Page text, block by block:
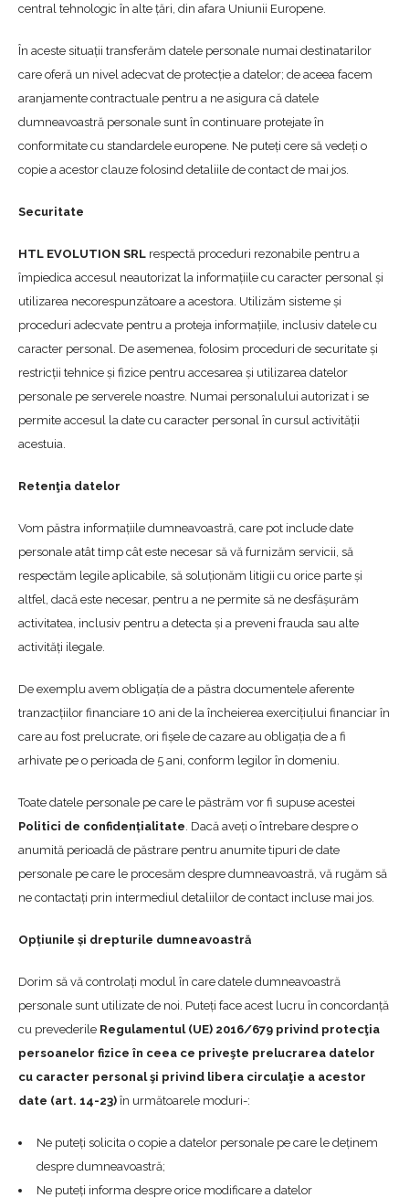
central tehnologic în alte țări, din afara Uniunii Europene.
În aceste situații transferăm datele personale numai destinatarilor
care oferă un nivel adecvat de protecție a datelor; de aceea facem
aranjamente contractuale pentru a ne asigura că datele
dumneavoastră personale sunt în continuare protejate în
conformitate cu standardele europene. Ne puteți cere să vedeți o
copie a acestor clauze folosind detaliile de contact de mai jos.
Securitate
HTL EVOLUTION SRL respectă proceduri rezonabile pentru a
împiedica accesul neautorizat la informațiile cu caracter personal și
utilizarea necorespunzătoare a acestora. Utilizăm sisteme și
proceduri adecvate pentru a proteja informațiile, inclusiv datele cu
caracter personal. De asemenea, folosim proceduri de securitate și
restricții tehnice și fizice pentru accesarea și utilizarea datelor
personale pe serverele noastre. Numai personalului autorizat i se
permite accesul la date cu caracter personal în cursul activității
acestuia.
Retenţia datelor
Vom păstra informațiile dumneavoastră, care pot include date
personale atât timp cât este necesar să vă furnizăm servicii, să
respectăm legile aplicabile, să soluționăm litigii cu orice parte și
altfel, dacă este necesar, pentru a ne permite să ne desfășurăm
activitatea, inclusiv pentru a detecta și a preveni frauda sau alte
activități ilegale.
De exemplu avem obligațía de a păstra documentele aferente
tranzacțiilor financiare 10 ani de la încheierea exercițiului financiar în
care au fost prelucrate, ori fișele de cazare au obligația de a fi
arhivate pe o perioada de 5 ani, conform legilor în domeniu.
Toate datele personale pe care le păstrăm vor fi supuse acestei
Politici de confidențialitate. Dacă aveți o întrebare despre o
anumită perioadă de păstrare pentru anumite tipuri de date
personale pe care le procesăm despre dumneavoastră, vă rugăm să
ne contactați prin intermediul detaliilor de contact incluse mai jos.
Opțiunile și drepturile dumneavoastră
Dorim să vă controlați modul în care datele dumneavoastră
personale sunt utilizate de noi. Puteți face acest lucru în concordanță
cu prevederile Regulamentul (UE) 2016/679 privind protecţia
persoanelor fizice în ceea ce priveşte prelucrarea datelor
cu caracter personal şi privind libera circulaţie a acestor
date (art. 14-23) în următoarele moduri-:
Ne puteți solicita o copie a datelor personale pe care le deținem
despre dumneavoastră;
Ne puteți informa despre orice modificare a datelor